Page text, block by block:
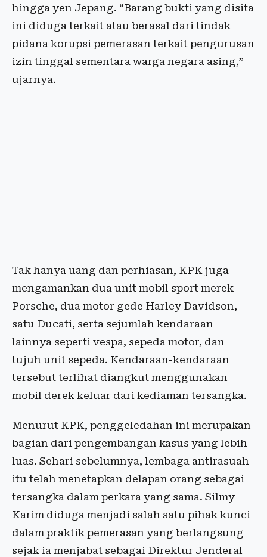
hingga yen Jepang. “Barang bukti yang disita
ini diduga terkait atau berasal dari tindak
pidana korupsi pemerasan terkait pengurusan
izin tinggal sementara warga negara asing,”
ujarnya.
Tak hanya uang dan perhiasan, KPK juga
mengamankan dua unit mobil sport merek
Porsche, dua motor gede Harley Davidson,
satu Ducati, serta sejumlah kendaraan
lainnya seperti vespa, sepeda motor, dan
tujuh unit sepeda. Kendaraan-kendaraan
tersebut terlihat diangkut menggunakan
mobil derek keluar dari kediaman tersangka.
Menurut KPK, penggeledahan ini merupakan
bagian dari pengembangan kasus yang lebih
luas. Sehari sebelumnya, lembaga antirasuah
itu telah menetapkan delapan orang sebagai
tersangka dalam perkara yang sama. Silmy
Karim diduga menjadi salah satu pihak kunci
dalam praktik pemerasan yang berlangsung
sejak ia menjabat sebagai Direktur Jenderal